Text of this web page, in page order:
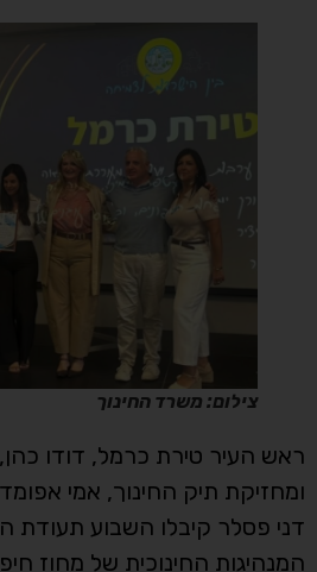
צילום: משרד החינוך
ראש העיר טירת כרמל, דודו
ומחזיקת תיק החינוך, אמי
דני פסלר קיבלו השבוע
המנהיגות החינוכית של מחוז